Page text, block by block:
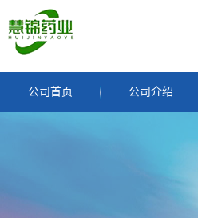
公司首页 公司介绍